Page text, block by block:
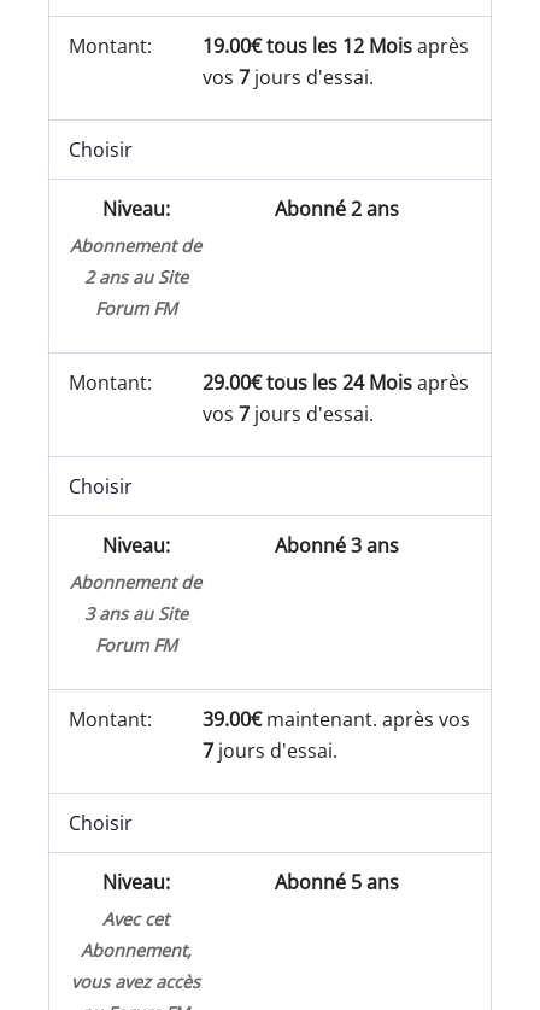
19.00€ tous les 12 Moisaprès
vos7 jours d'essai.
Choisir
Abonné 2 ans
Abonnement de
2 ans au Site
Forum FM
29.00€ tous les 24 Moisaprès
vos7 jours d'essai.
Choisir
Abonné 3 ans
Abonnement de
3 ans au Site
Forum FM
39.00€maintenant. après vos
7 jours d'essai.
Choisir
Abonné 5 ans
Avec cet
Abonnement,
vous avez accès